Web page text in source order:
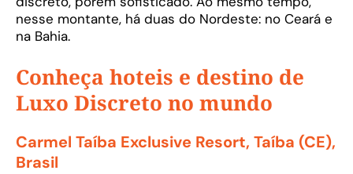
nesse montante, há duas do Nordeste: no Ceará e
na Bahia.
Conheça hoteis e destino de
Luxo Discreto no mundo
Carmel Taíba Exclusive Resort, Taíba (CE),
Brasil